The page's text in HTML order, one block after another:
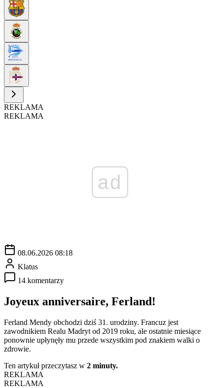
REKLAMA
REKLAMA
ad
08.06.2026 08:18
Klatus
14 komentarzy
Joyeux anniversaire, Ferland!
Ferland Mendy obchodzi dziś 31. urodziny. Francuz jest
zawodnikiem Realu Madryt od 2019 roku, ale ostatnie miesiące
ponownie upłynęły mu przede wszystkim pod znakiem walki o
zdrowie.
Ten artykuł przeczytasz w 2 minuty.
REKLAMA
REKLAMA